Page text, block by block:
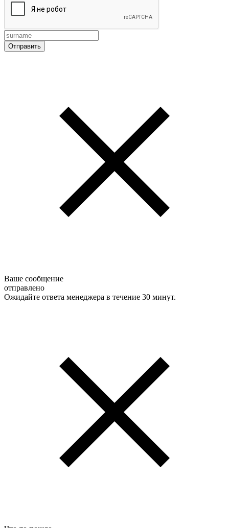
Ваше сообщение
отправлено
Ожидайте ответа менеджера в течение 30 минут.